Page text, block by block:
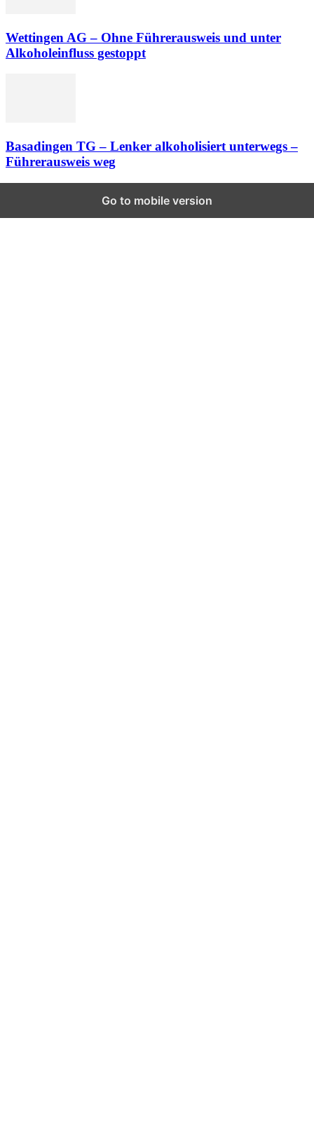
Wettingen AG – Ohne Führerausweis und unter
Alkoholeinfluss gestoppt
Basadingen TG – Lenker alkoholisiert unterwegs –
Führerausweis weg
Go to mobile version